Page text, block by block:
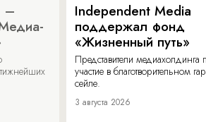
–
Independent Media
поддержал фонд
«Жизненный путь»
Представители медиахолдинга
участие в благотворительном
сейле.
3 августа 2026